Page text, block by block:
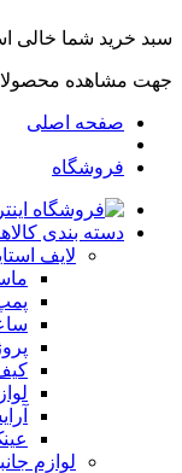
سبد خرید شما خالی
جهت مشاهده
صفحه اصلی
فروشگاه
دسته بندی
لایف
لوازم